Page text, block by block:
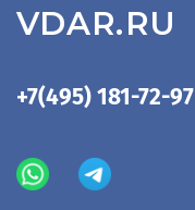
+7(495) 181-72-97
VDAR.RU